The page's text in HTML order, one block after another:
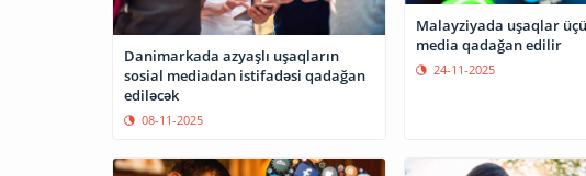
Danimarkada azyaşlı uşaqların
sosial mediadan istifadəsi qadağan
ediləcək
08-11-2025
Malayziyada uşaqlar
media qadağan edilir
24-11-2025